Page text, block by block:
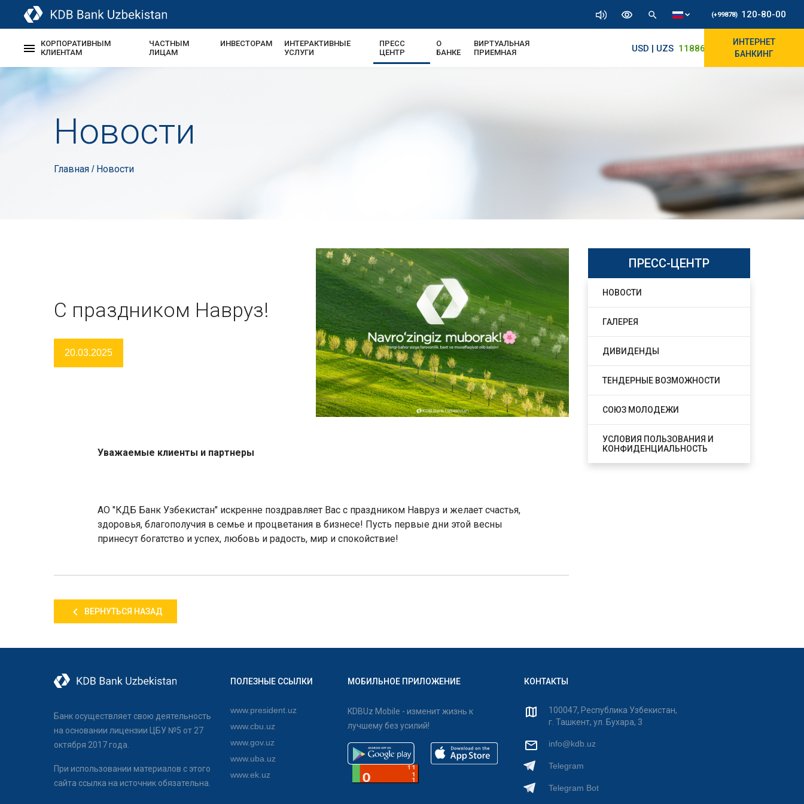
(+99878) 120-80-00
КОРПОРАТИВНЫМ
КЛИЕНТАМ
ЧАСТНЫМ
ЛИЦАМ
ИНВЕСТОРАМ
ИНТЕРАКТИВНЫЕ
УСЛУГИ
ПРЕСС
ЦЕНТР
О
БАНКЕ
ВИРТУАЛЬНАЯ
ПРИЕМНАЯ
USD | UZS 11886.72 11830/11945
ИНТЕРНЕТ
БАНКИНГ
Новости
Главная / Новости
С праздником Навруз!
20.03.2025
Уважаемые клиенты и партнеры
АО "КДБ Банк Узбекистан" искренне поздравляет Вас с праздником Навруз и желает счастья,
здоровья, благополучия в семье и процветания в бизнесе! Пусть первые дни этой весны
принесут богатство и успех, любовь и радость, мир и спокойствие!
ВЕРНУТЬСЯ НАЗАД
ПРЕСС-ЦЕНТР
НОВОСТИ
ГАЛЕРЕЯ
ДИВИДЕНДЫ
ТЕНДЕРНЫЕ ВОЗМОЖНОСТИ
СОЮЗ МОЛОДЕЖИ
УСЛОВИЯ ПОЛЬЗОВАНИЯ И
КОНФИДЕНЦИАЛЬНОСТЬ
Банк осуществляет свою деятельность
на основании лицензии ЦБУ №5 от 27
октября 2017 года.
При использовании материалов с этого
сайта ссылка на источник обязательна.
ПОЛЕЗНЫЕ ССЫЛКИ
www.president.uz
www.cbu.uz
www.gov.uz
www.uba.uz
www.ek.uz
МОБИЛЬНОЕ ПРИЛОЖЕНИЕ
KDBUz Mobile - изменит жизнь к
лучшему без усилий!
КОНТАКТЫ
100047, Республика Узбекистан,
г. Ташкент, ул. Бухара, 3
info@kdb.uz
Telegram
Telegram Bot